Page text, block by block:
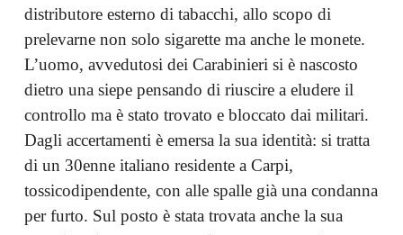
distributore esterno di tabacchi, allo scopo di
prelevarne non solo sigarette ma anche le monete.
L’uomo, avvedutosi dei Carabinieri si è nascosto
dietro una siepe pensando di riuscire a eludere il
controllo ma è stato trovato e bloccato dai militari.
Dagli accertamenti è emersa la sua identità: si tratta
di un 30enne italiano residente a Carpi,
tossicodipendente, con alle spalle già una condanna
per furto. Sul posto è stata trovata anche la sua